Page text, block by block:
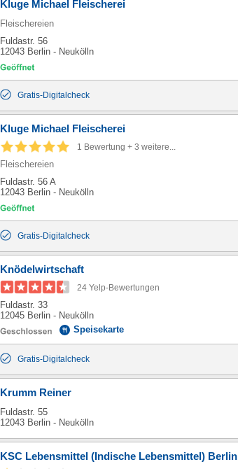
Kluge Michael Fleischerei
Fleischereien
Fuldastr. 56
12043 Berlin - Neukölln
Gratis-Digitalcheck
Kluge Michael Fleischerei
1 Bewertung + 3 weitere...
Fleischereien
Fuldastr. 56 A
12043 Berlin - Neukölln
Gratis-Digitalcheck
Knödelwirtschaft
24 Yelp-Bewertungen
Fuldastr. 33
12045 Berlin - Neukölln
Speisekarte
Gratis-Digitalcheck
Krumm Reiner
Fuldastr. 55
12043 Berlin - Neukölln
KSC Lebensmittel (Indische Lebensmittel) Berlin